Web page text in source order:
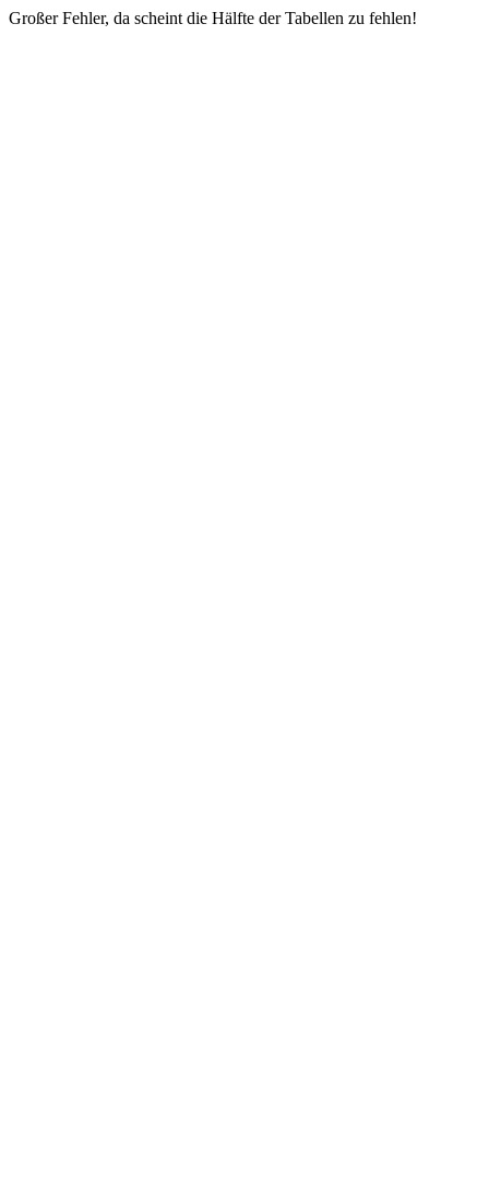
Großer Fehler, da scheint die Hälfte der Tabellen zu fehlen!